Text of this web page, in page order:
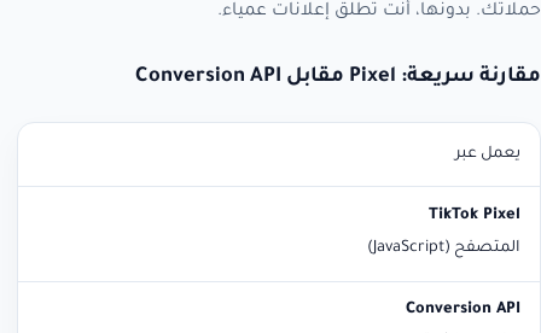
حملاتك. بدونها، أنت تطلق إعلانات عمياء.
مقارنة سريعة: Pixel مقابل Conversion API
TikTok Pixel
يعمل عبر
المتصفح (JavaScript)